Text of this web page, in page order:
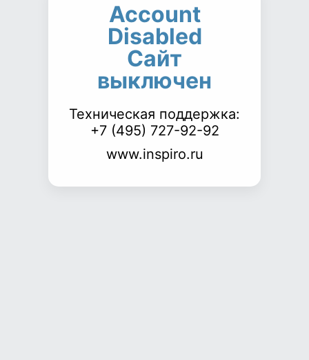
Account
Disabled
Сайт
выключен
Техническая поддержка:
+7 (495) 727-92-92
www.inspiro.ru